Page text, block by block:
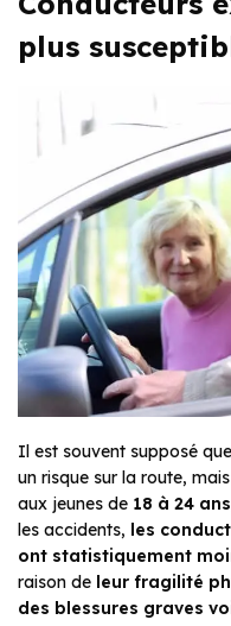
plus
Il est souvent supposé
un risque sur la route,
aux jeunes de 18 à 24 ans
les accidents, les
ont statistiquement
raison de leur fragilité
des blessures graves